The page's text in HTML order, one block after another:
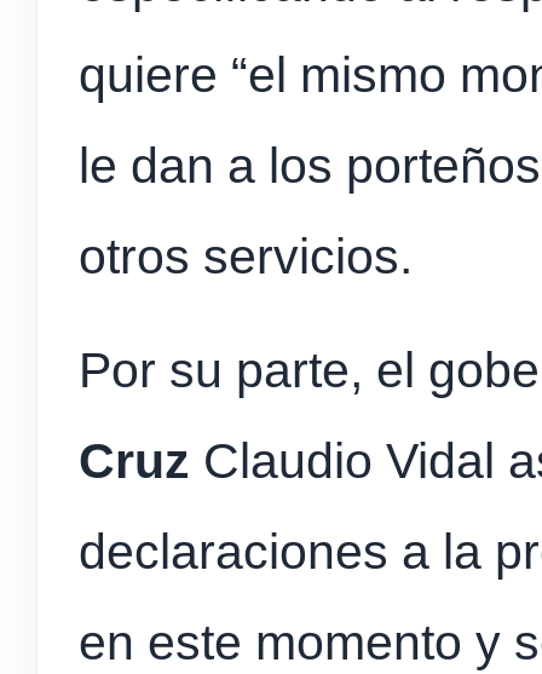
quiere “el mismo
le dan a los
otros servicios.
Por su parte, el
Cruz Claudio Vidal
declaraciones a la
en este momento y